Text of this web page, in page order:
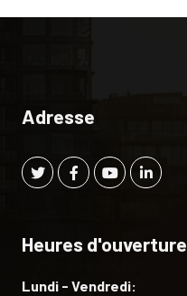
Adresse
Heures d'ouverture
Lundi - Vendredi: